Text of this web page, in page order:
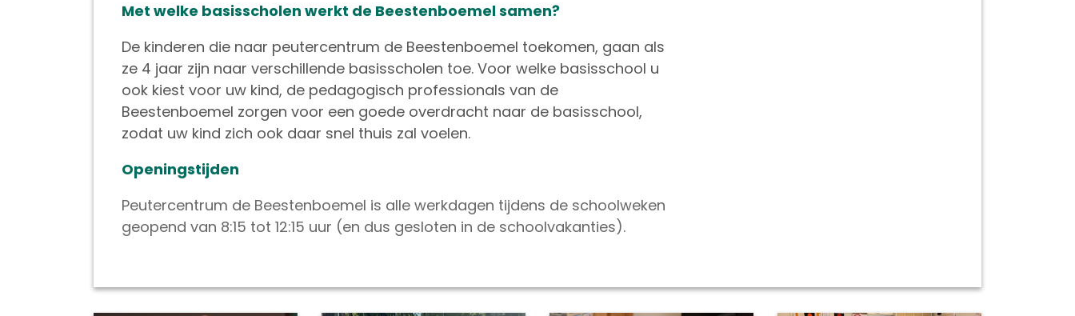
Met welke basisscholen werkt de Beestenboemel samen?
De kinderen die naar peutercentrum de Beestenboemel toekomen, gaan als
ze 4 jaar zijn naar verschillende basisscholen toe. Voor welke basisschool u
ook kiest voor uw kind, de pedagogisch professionals van de
Beestenboemel zorgen voor een goede overdracht naar de basisschool,
zodat uw kind zich ook daar snel thuis zal voelen.
Openingstijden
Peutercentrum de Beestenboemel is alle werkdagen tijdens de schoolweken
geopend van 8:15 tot 12:15 uur (en dus gesloten in de schoolvakanties).